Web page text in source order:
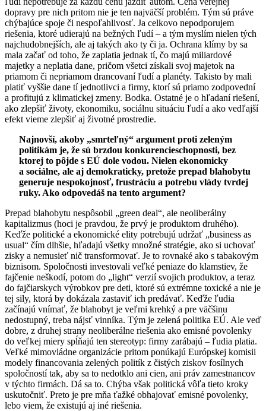
dopravy pre nich pritom nie je ten najväčší problém. Tým sú práve
chýbajúce spoje či nespoľahlivosť. Ja celkovo nepodporujem
riešenia, ktoré udierajú na bežných ľudí – a tým myslím nielen tých
najchudobnejších, ale aj takých ako ty či ja. Ochrana klímy by sa
mala začať od toho, že zaplatia jednak tí, čo majú miliardové
majetky a neplatia dane, pričom všetci získali svoj majetok na
priamom či nepriamom drancovaní ľudí a planéty. Takisto by mali
platiť vyššie dane tí jednotlivci a firmy, ktorí sú priamo zodpovední
a profitujú z klimatickej zmeny. Bodka. Ostatné je o hľadaní riešení,
ako zlepšiť životy, ekonomiku, sociálnu situáciu ľudí a ako vedľajší
efekt vieme zlepšiť aj životné prostredie.
Najnovší, akoby „smrteľný“ argument proti zeleným
politikám je, že sú brzdou konkurencieschopnosti, bez
ktorej to pôjde s EÚ dole vodou. Nielen ekonomicky
a sociálne, ale aj demokraticky, pretože prepad blahobytu
generuje nespokojnosť, frustráciu a potrebu vlády tvrdej
ruky. Ako odpovedáš na tento argument?
Prepad blahobytu nespôsobil „green deal“, ale neoliberálny
kapitalizmus (hoci je pravdou, že prvý je produktom druhého).
Keďže politické a ekonomické elity potrebujú udržať „business as
usual“ čím dlhšie, hľadajú všetky množné stratégie, ako si uchovať
zisky a nemusieť nič transformovať. Je to rovnaké ako s tabakovým
biznisom. Spoločnosti investovali veľké peniaze do klamstiev, že
fajčenie neškodí, potom do „light“ verzií svojich produktov, a teraz
do fajčiarskych výrobkov pre deti, ktoré sú extrémne toxické a nie je
tej sily, ktorá by dokázala zastaviť ich predávať. Keďže ľudia
začínajú vnímať, že blahobyt je veľmi krehký a pre väčšinu
nedostupný, treba nájsť vinníka. Tým je zelená politika EÚ. Ale veď
dobre, z druhej strany neoliberálne riešenia ako emisné povolenky
do veľkej miery spĺňajú ten stereotyp: firmy zarábajú – ľudia platia.
Veľké mimovládne organizácie pritom ponúkajú Európskej komisii
modely financovania zelených politík z čistých ziskov fosílnych
spoločností tak, aby sa to nedotklo ani cien, ani práv zamestnancov
v týchto firmách. Dá sa to. Chýba však politická vôľa tieto kroky
uskutočniť. Preto je pre mňa ťažké obhajovať emisné povolenky,
lebo viem, že existujú aj iné riešenia.